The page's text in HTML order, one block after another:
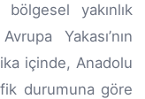
yakınlık
Yakası’nın
içinde, Anadolu
durumuna göre